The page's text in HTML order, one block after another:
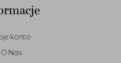
konto
O Nas